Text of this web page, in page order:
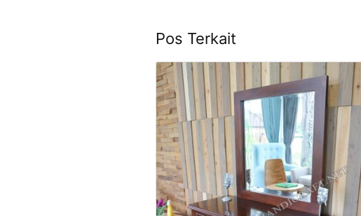
Pos Terkait